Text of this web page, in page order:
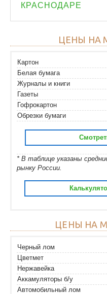
КРАСНОДАРЕ
ЦЕНЫ НА
Картон
Белая бумага
Журналы и книги
Газеты
Гофрокартон
Обрезки бумаги
* В таблице указаны
рынку России.
ЦЕНЫ НА
Черный лом
Цветмет
Нержавейка
Аккамуляторы б/у
Автомобильный лом